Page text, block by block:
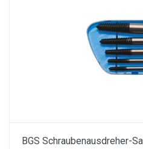
BGS Schraubenausdreher-